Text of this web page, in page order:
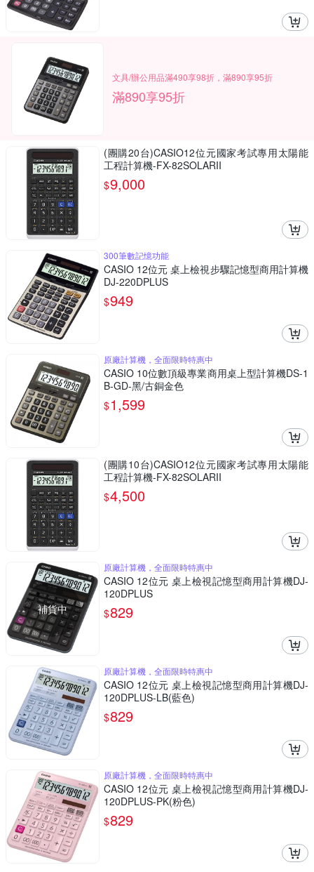
文具/辦公用品滿490享98折，滿890享95折
滿890享95折
(團購20台)CASIO12位元國家考試專用太陽能
工程計算機-FX-82SOLARII
$9,000
300筆數記憶功能
CASIO 12位元 桌上檢視步驟記憶型商用計算機
DJ-220DPLUS
$949
原廠計算機，全面限時特惠中
CASIO 10位數頂級專業商用桌上型計算機DS-1
B-GD-黑/古銅金色
$1,599
(團購10台)CASIO12位元國家考試專用太陽能
工程計算機-FX-82SOLARII
$4,500
補貨中
原廠計算機，全面限時特惠中
CASIO 12位元 桌上檢視記憶型商用計算機DJ-
120DPLUS
$829
原廠計算機，全面限時特惠中
CASIO 12位元 桌上檢視記憶型商用計算機DJ-
120DPLUS-LB(藍色)
$829
原廠計算機，全面限時特惠中
CASIO 12位元 桌上檢視記憶型商用計算機DJ-
120DPLUS-PK(粉色)
$829